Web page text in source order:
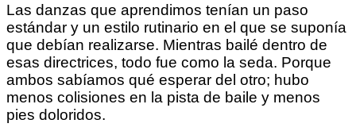
Las danzas que aprendimos tenían un paso
estándar y un estilo rutinario en el que se suponía
que debían realizarse. Mientras bailé dentro de
esas directrices, todo fue como la seda. Porque
ambos sabíamos qué esperar del otro; hubo
menos colisiones en la pista de baile y menos
pies doloridos.